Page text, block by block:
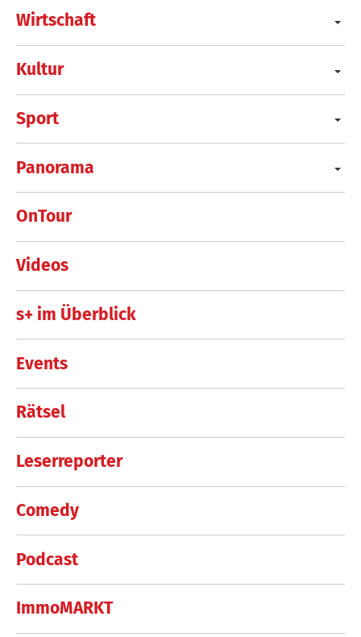
Wirtschaft
Kultur
Sport
Panorama
OnTour
Videos
s+ im Überblick
Events
Rätsel
Leserreporter
Comedy
Podcast
ImmoMARKT